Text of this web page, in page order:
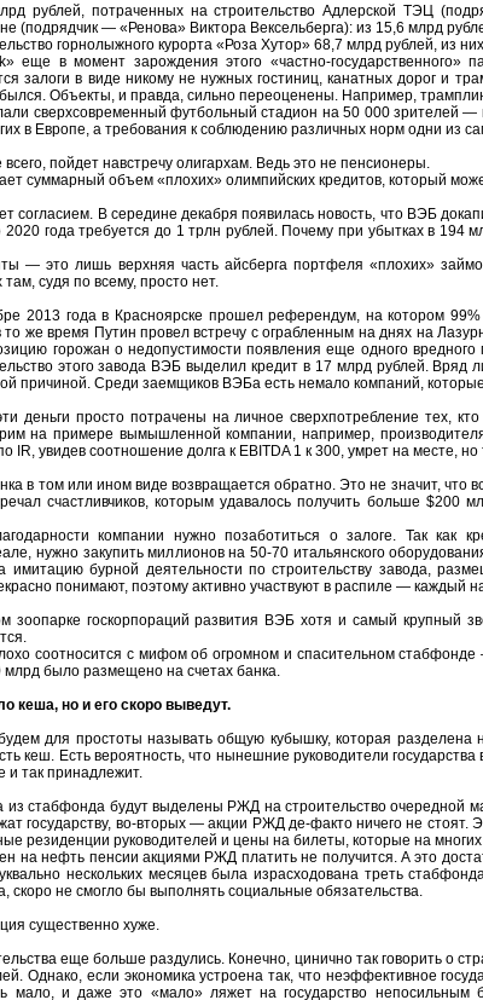
рублей, потраченных на строительство Адлерской ТЭЦ
(подрядчик — «Ренова» Виктора Вексельберга): из 15,6 млрд
горнолыжного курорта «Роза Хутор» 68,7 млрд рублей, из
еще в момент зарождения этого «частно-
залоги в виде никому не нужных гостиниц, канатных дорог и
Объекты, и правда, сильно переоценены. Например,
сверхсовременный футбольный стадион на 50 000 зрителей
в Европе, а требования к соблюдению различных норм одни из
всего, пойдет навстречу олигархам. Ведь это не пенсионеры.
суммарный объем «плохих» олимпийских кредитов, который
согласием. В середине декабря появилась новость, что ВЭБ
года требуется до 1 трлн рублей. Почему при убытках в 194
— это лишь верхняя часть айсберга портфеля «плохих»
судя по всему, просто нет.
2013 года в Красноярске прошел референдум, на котором
же время Путин провел встречу с ограбленным на днях на
горожан о недопустимости появления еще одного вредного
этого завода ВЭБ выделил кредит в 17 млрд рублей.
причиной. Среди заемщиков ВЭБа есть немало компаний,
деньги просто потрачены на личное сверхпотребление тех,
на примере вымышленной компании, например,
IR, увидев соотношение долга к EBITDA 1 к 300, умрет на месте,
в том или ином виде возвращается обратно. Это не значит,
счастливчиков, которым удавалось получить больше
компании нужно позаботиться о залоге. Так как
нужно закупить миллионов на 50-70 итальянского
имитацию бурной деятельности по строительству завода,
понимают, поэтому активно участвуют в распиле — каждый
зоопарке госкорпораций развития ВЭБ хотя и самый крупный
соотносится с мифом об огромном и спасительном
млрд было размещено на счетах банка.
кеша, но и его скоро выведут.
для простоты называть общую кубышку, которая разделена
кеш. Есть вероятность, что нынешние руководители
и так принадлежит.
из стабфонда будут выделены РЖД на строительство
государству, во-вторых — акции РЖД де-факто ничего не стоят.
резиденции руководителей и цены на билеты, которые на
на нефть пенсии акциями РЖД платить не получится. А это
нескольких месяцев была израсходована треть
скоро не смогло бы выполнять социальные обязательства.
существенно хуже.
еще больше раздулись. Конечно, цинично так говорить о
Однако, если экономика устроена так, что неэффективное
мало, и даже это «мало» ляжет на государство